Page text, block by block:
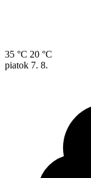
35 °C 20 °C
piatok 7. 8.